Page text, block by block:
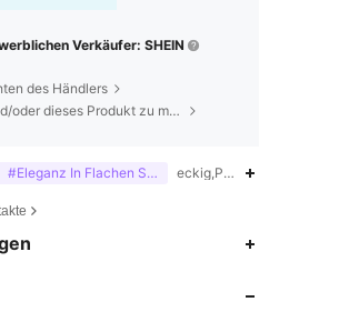
Verkäufer: SHEIN
des Händlers
Um diesen Verkäufer und/oder dieses Produkt zu melden
#Eleganz In Flachen Schuhen